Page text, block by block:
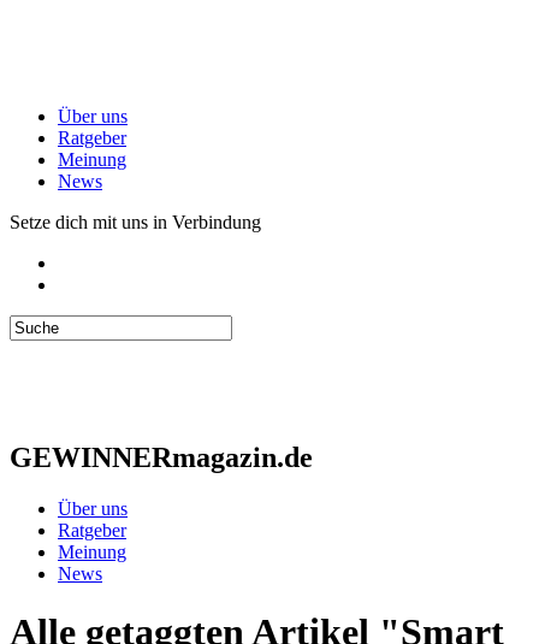
Über uns
Ratgeber
Meinung
News
Setze dich mit uns in Verbindung
GEWINNERmagazin.de
Über uns
Ratgeber
Meinung
News
Alle getaggten Artikel "Smart